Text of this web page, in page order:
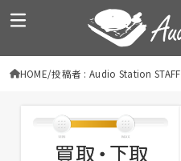
HOME 投稿者 : Audio Station STAFF